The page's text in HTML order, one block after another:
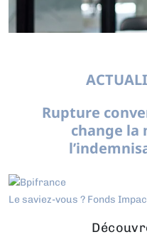
Rupture
change la
Le saviez-vous ? Fonds